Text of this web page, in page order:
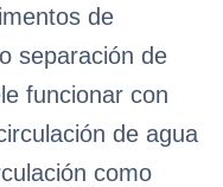
de
separación de
funcionar con
de agua
como